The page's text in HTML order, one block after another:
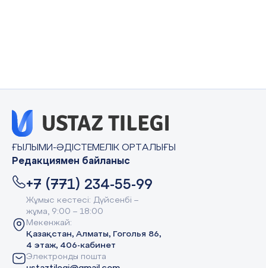
ҒЫЛЫМИ-ӘДІСТЕМЕЛІК ОРТАЛЫҒЫ
Редакциямен байланыс
+7 (771) 234-55-99
Жұмыс кестесі: Дүйсенбі –
жұма, 9:00 – 18:00
Мекенжай:
Қазақстан, Алматы, Гоголья 86,
4 этаж, 406-кабинет
Электронды пошта